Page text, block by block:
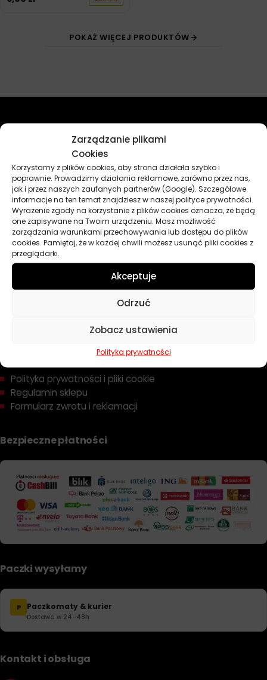
Zarządzanie plikami
Cookies
Korzystamy z plików cookies, aby strona działała szybko i
poprawnie. Prowadzimy działania reklamowe, zarówno przez nas,
jak i przez naszych zaufanych partnerów (Google). Szczegółowe
informacje na ten temat znajdziesz w naszej polityce prywatności.
Wyrażenie zgody na korzystanie z plików cookies oznacza, że będą
one zapisywane na Twoim urządzeniu. Masz możliwość
zarządzania warunkami przechowywania lub dostępu do plików
cookies. Pamiętaj, że w każdej chwili możesz usunąć pliki cookies z
przeglądarki.
Akceptuje
Odrzuć
Zobacz ustawienia
Polityka prywatności
POKAŻ WIĘCEJ PRODUKTÓW
Przydatne linki
Chemia
Kosmetyki
Akcesoria
Żarówki
Zapachy
Poradniki
Dobierz olej
Polityka prywatności i pliki cookie
Regulamin sklepu
Formularz zwrotu i reklamacji
Bezpieczne płatności
Paczki wysyłamy
P Paczkomaty & kurier
Dostawa w 24–48h
Kontakt i obsługa